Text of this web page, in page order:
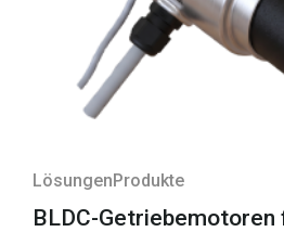
LösungenProdukte
BLDC-Getriebemotoren